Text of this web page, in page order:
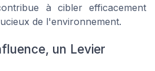
à cibler efficacement
de l'environnement.
un Levier